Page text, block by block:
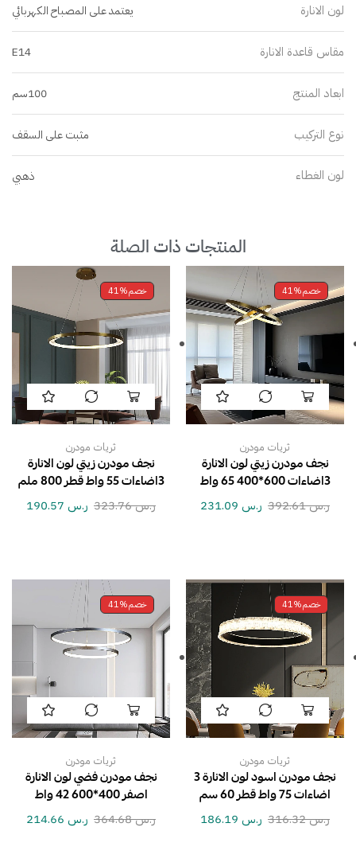
لون الانارة يعتمد على المصباح الكهربائي
مقاس قاعدة الانارة E14
ابعاد المنتج 100سم
نوع التركيب مثبت على السقف
لون الغطاء ذهبي
المنتجات ذات الصلة
خصم41%
ثريات مودرن
نجف مودرن زيتي لون الانارة
3اضاءات 600*400 65 واط
ر.س392.61 ر.س
خصم41%
ثريات مودرن
نجف مودرن زيتي لون الانارة
3اضاءات 55 واط قطر 800 ملم
ر.س323.76 ر.س
خصم41%
ثريات مودرن
نجف مودرن اسود لون الانارة 3
اضاءات 75 واط قطر 60 سم
ر.س316.32 ر.س
خصم41%
ثريات مودرن
نجف مودرن فضي لون الانارة
اصفر 400*600 42 واط
ر.س364.68 ر.س